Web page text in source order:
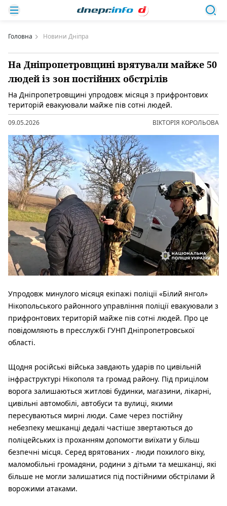
Головна Новини Дніпра
На Дніпропетровщині врятували майже 50
людей із зон постійних обстрілів
На Дніпропетровщині упродовж місяця з прифронтових
територій евакуювали майже пів сотні людей.
09.05.2026 ВІКТОРІЯ КОРОЛЬОВА
Упродовж минулого місяця екіпажі поліції «Білий янгол»
Нікопольського районного управління поліції евакуювали з
прифронтових територій майже пів сотні людей. Про це
повідомляють в пресслужбі ГУНП Дніпропетровської
області.
Щодня російські війська завдають ударів по цивільній
інфраструктурі Нікополя та громад району. Під прицілом
ворога залишаються житлові будинки, магазини, лікарні,
цивільні автомобілі, автобуси та вулиці, якими
пересуваються мирні люди. Саме через постійну
небезпеку мешканці дедалі частіше звертаються до
поліцейських із проханням допомогти виїхати у більш
безпечні місця. Серед врятованих - люди похилого віку,
маломобільні громадяни, родини з дітьми та мешканці, які
більше не могли залишатися під постійними обстрілами й
ворожими атаками.